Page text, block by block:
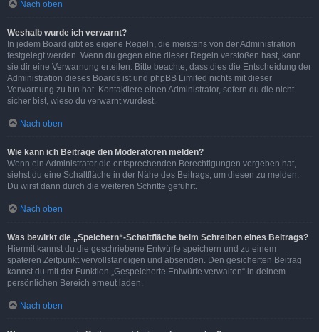
Nach oben
Weshalb wurde ich verwarnt?
In jedem Board gibt es eigene Regeln, die meistens von der Administration
festgelegt werden. Wenn du gegen eine dieser Regeln verstoßen hast, kann
sie dir eine Verwarnung erteilen. Bitte beachte, dass dies die Entscheidung der
Administration dieses Boards ist und phpBB Limited nichts mit dieser
Verwarnung zu tun hat. Kontaktiere einen Administrator, sofern du die nicht
sicher bist, wieso du verwarnt wurdest.
Nach oben
Wie kann ich Beiträge den Moderatoren melden?
Wenn ein Administrator die entsprechenden Berechtigungen vergeben hat,
siehst du eine Schaltfläche in der Nähe des Beitrags, um diesen zu melden.
Du wirst dann durch die weiteren Schritte geführt.
Nach oben
Was bewirkt die „Speichern“-Schaltfläche beim Schreiben eines Beitrags?
Hiermit kannst du die geschriebene Entwürfe speichern und zu einem
späteren Zeitpunkt vervollständigen und absenden. Den gesicherten Beitrag
kannst du mit der Funktion „Gespeicherte Entwürfe verwalten“ in deinem
persönlichen Bereich erneut laden.
Nach oben